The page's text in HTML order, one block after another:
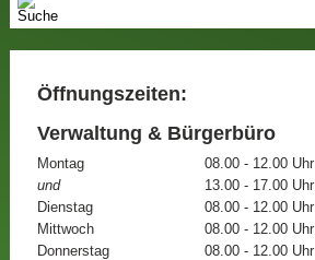
Öffnungszeiten:
Verwaltung & Bürgerbüro
Montag
08.00 - 12.00 Uhr
und
13.00 - 17.00 Uhr
Dienstag
08.00 - 12.00 Uhr
Mittwoch
08.00 - 12.00 Uhr
Donnerstag
08.00 - 12.00 Uhr